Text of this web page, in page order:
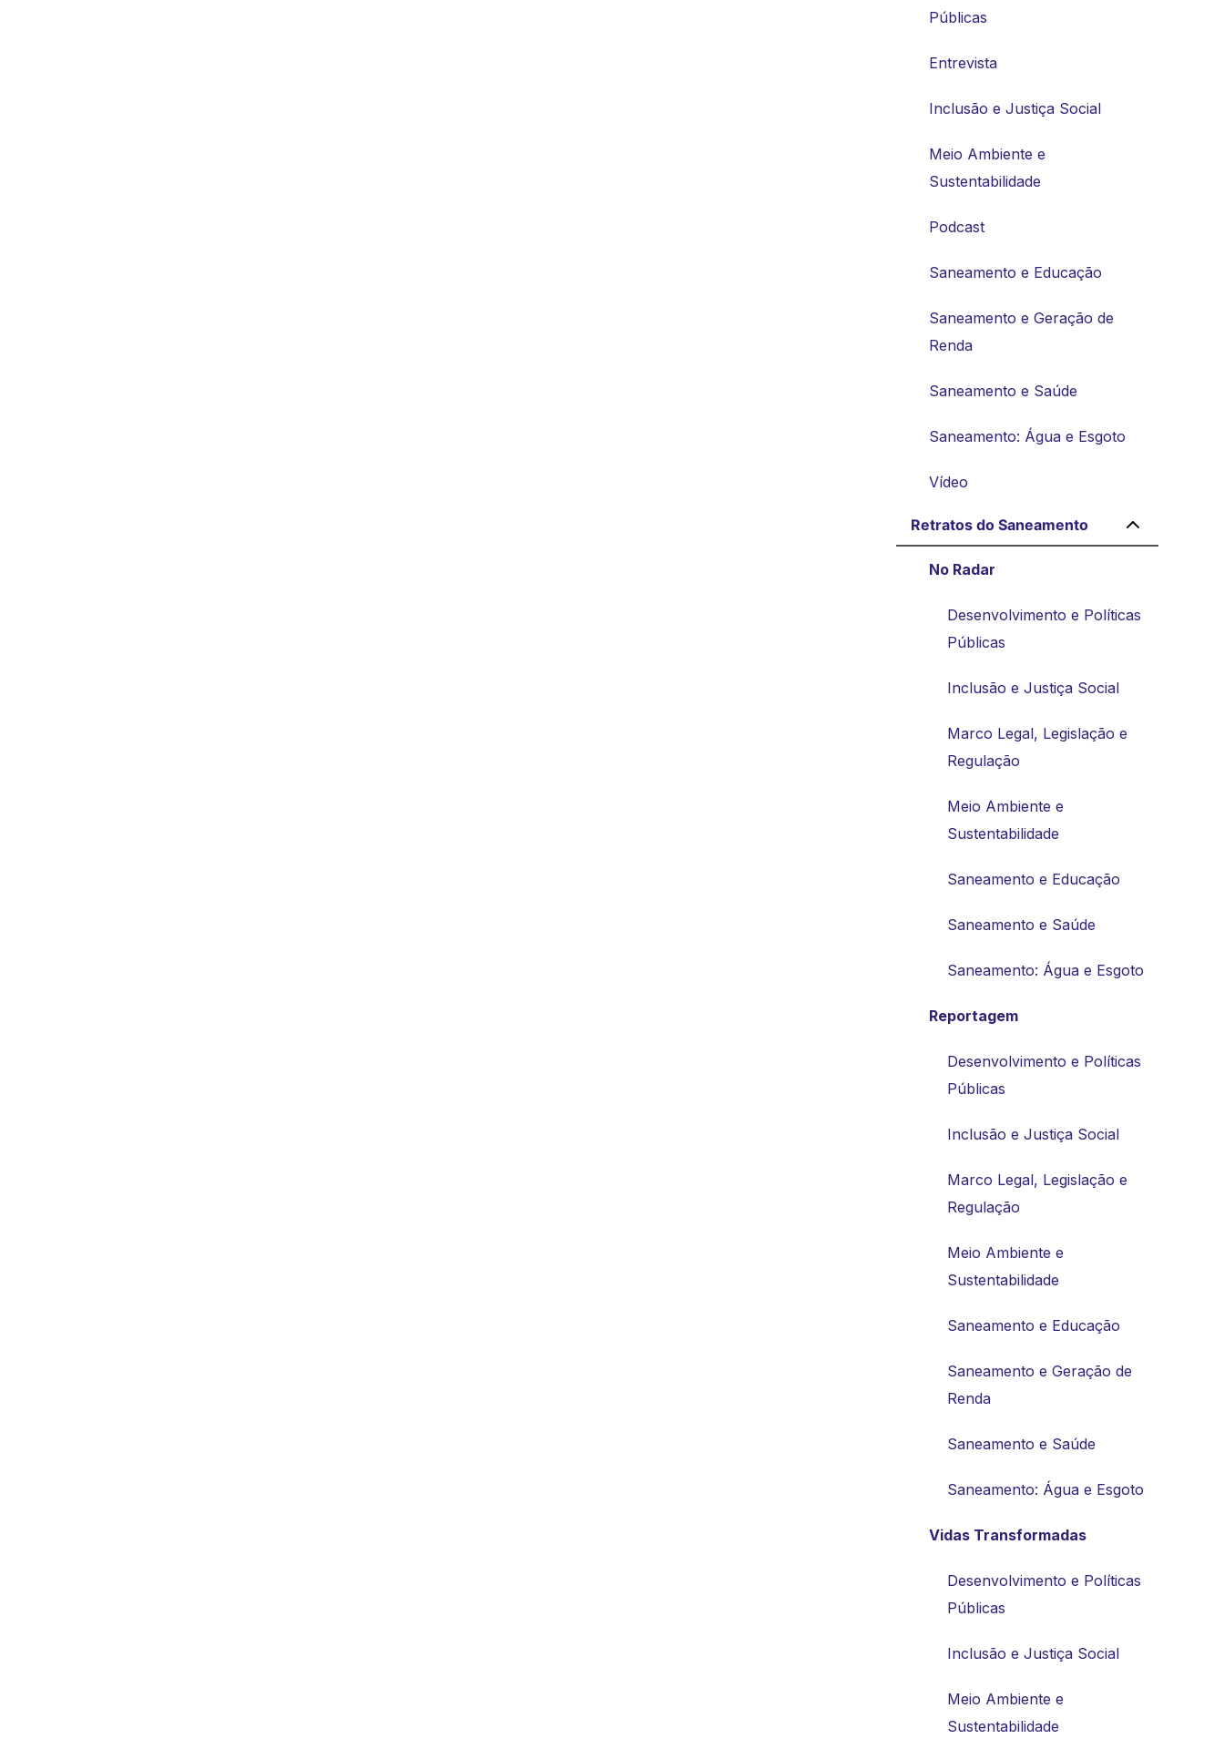
Públicas
Entrevista
Inclusão e Justiça Social
Meio Ambiente e
Sustentabilidade
Podcast
Saneamento e Educação
Saneamento e Geração de
Renda
Saneamento e Saúde
Saneamento: Água e Esgoto
Vídeo
Retratos do Saneamento
No Radar
Desenvolvimento e Políticas
Públicas
Inclusão e Justiça Social
Marco Legal, Legislação e
Regulação
Meio Ambiente e
Sustentabilidade
Saneamento e Educação
Saneamento e Saúde
Saneamento: Água e Esgoto
Reportagem
Desenvolvimento e Políticas
Públicas
Inclusão e Justiça Social
Marco Legal, Legislação e
Regulação
Meio Ambiente e
Sustentabilidade
Saneamento e Educação
Saneamento e Geração de
Renda
Saneamento e Saúde
Saneamento: Água e Esgoto
Vidas Transformadas
Desenvolvimento e Políticas
Públicas
Inclusão e Justiça Social
Meio Ambiente e
Sustentabilidade